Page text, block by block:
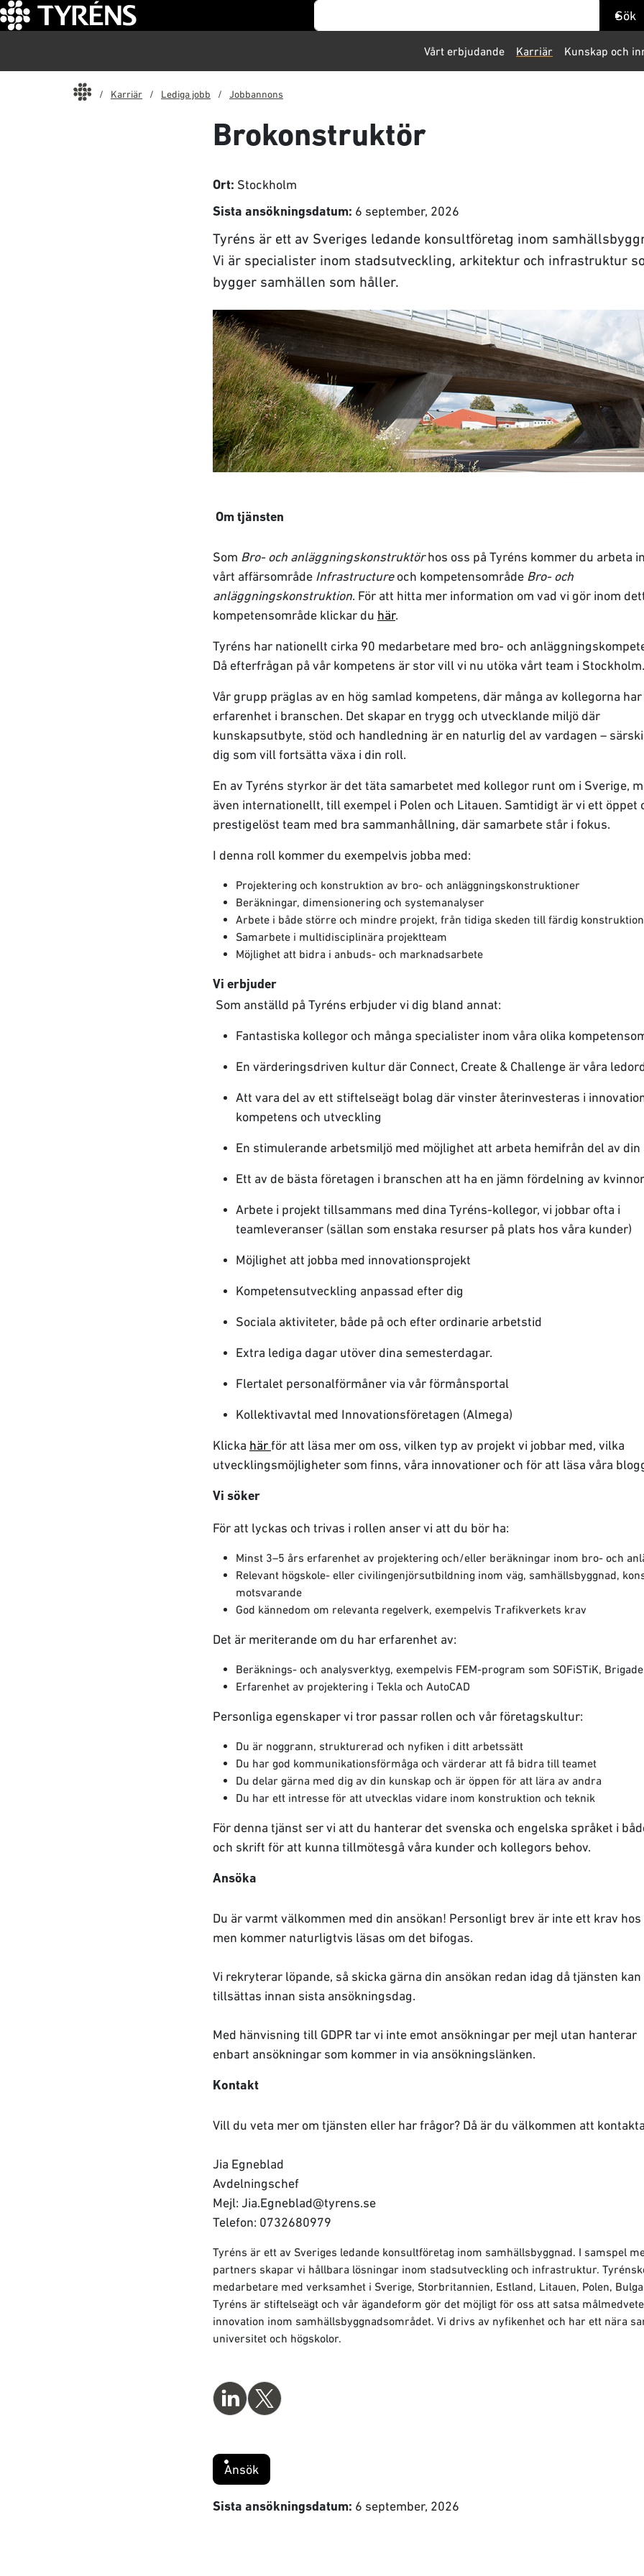
Sök Sök
Vårt erbjudande Karriär Kunskap och
Start
Karriär
Lediga jobb Jobbannons
Brokonstruktör
Ort: Stockholm
Sista ansökningsdatum: 6 september, 2026
Tyréns är ett av Sveriges ledande konsultföretag inom
Vi är specialister inom stadsutveckling, arkitektur och infrastruktur
bygger samhällen som håller.
Om tjänsten
Som Bro- och anläggningskonstruktörhos oss på Tyréns kommer du arbeta
vårt affärsområde Infrastructureoch kompetensområde Bro- och
anläggningskonstruktion. För att hitta mer information om vad vi gör inom
kompetensområde klickar du här.
Tyréns har nationellt cirka 90 medarbetare med bro- och
Då efterfrågan på vår kompetens är stor vill vi nu utöka vårt team i Stockholm.
Vår grupp präglas av en hög samlad kompetens, där många av kollegorna har
erfarenhet i branschen. Det skapar en trygg och utvecklande miljö där
kunskapsutbyte, stöd och handledning är en naturlig del av vardagen –
dig som vill fortsätta växa i din roll.
En av Tyréns styrkor är det täta samarbetet med kollegor runt om i Sverige,
även internationellt, till exempel i Polen och Litauen. Samtidigt är vi ett öppet
prestigelöst team med bra sammanhållning, där samarbete står i fokus.
I denna roll kommer du exempelvis jobba med:
Projektering och konstruktion av bro- och anläggningskonstruktioner
Beräkningar, dimensionering och systemanalyser
Arbete i både större och mindre projekt, från tidiga skeden till färdig konstruktion
Samarbete i multidisciplinära projektteam
Möjlighet att bidra i anbuds- och marknadsarbete
Vi erbjuder
Som anställd på Tyréns erbjuder vi dig bland annat:
Fantastiska kollegor och många specialister inom våra olika
En värderingsdriven kultur där Connect, Create & Challenge är våra
Att vara del av ett stiftelseägt bolag där vinster återinvesteras i
kompetens och utveckling
En stimulerande arbetsmiljö med möjlighet att arbeta hemifrån del av
Ett av de bästa företagen i branschen att ha en jämn fördelning av
Arbete i projekt tillsammans med dina Tyréns-kollegor, vi jobbar ofta i
teamleveranser (sällan som enstaka resurser på plats hos våra kunder)
Möjlighet att jobba med innovationsprojekt
Kompetensutveckling anpassad efter dig
Sociala aktiviteter, både på och efter ordinarie arbetstid
Extra lediga dagar utöver dina semesterdagar.
Flertalet personalförmåner via vår förmånsportal
Kollektivavtal med Innovationsföretagen (Almega)
Klicka härför att läsa mer om oss, vilken typ av projekt vi jobbar med, vilka
utvecklingsmöjligheter som finns, våra innovationer och för att läsa våra
Vi söker
För att lyckas och trivas i rollen anser vi att du bör ha:
Minst 3–5 års erfarenhet av projektering och/eller beräkningar inom bro- och
Relevant högskole- eller civilingenjörsutbildning inom väg, samhällsbyggnad,
motsvarande
God kännedom om relevanta regelverk, exempelvis Trafikverkets krav
Det är meriterande om du har erfarenhet av:
Beräknings- och analysverktyg, exempelvis FEM-program som SOFiSTiK,
Erfarenhet av projektering i Tekla och AutoCAD
Personliga egenskaper vi tror passar rollen och vår företagskultur:
Du är noggrann, strukturerad och nyfiken i ditt arbetssätt
Du har god kommunikationsförmåga och värderar att få bidra till teamet
Du delar gärna med dig av din kunskap och är öppen för att lära av andra
Du har ett intresse för att utvecklas vidare inom konstruktion och teknik
För denna tjänst ser vi att du hanterar det svenska och engelska språket i
och skrift för att kunna tillmötesgå våra kunder och kollegors behov.
Ansöka
Du är varmt välkommen med din ansökan! Personligt brev är inte ett krav hos
men kommer naturligtvis läsas om det bifogas.
Vi rekryterar löpande, så skicka gärna din ansökan redan idag då tjänsten kan
tillsättas innan sista ansökningsdag.
Med hänvisning till GDPR tar vi inte emot ansökningar per mejl utan hanterar
enbart ansökningar som kommer in via ansökningslänken.
Kontakt
Vill du veta mer om tjänsten eller har frågor? Då är du välkommen att
Jia Egneblad
Avdelningschef
Mejl: Jia.Egneblad@tyrens.se
Telefon: 0732680979
Tyréns är ett av Sveriges ledande konsultföretag inom samhällsbyggnad. I samspel
partners skapar vi hållbara lösningar inom stadsutveckling och infrastruktur.
medarbetare med verksamhet i Sverige, Storbritannien, Estland, Litauen, Polen,
Tyréns är stiftelseägt och vår ägandeform gör det möjligt för oss att satsa
innovation inom samhällsbyggnadsområdet. Vi drivs av nyfikenhet och har ett nära
universitet och högskolor.
Ansök
Sista ansökningsdatum: 6 september, 2026